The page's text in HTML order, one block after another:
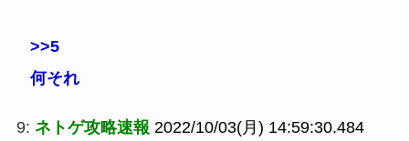
>>5
何それ
9: ネトゲ攻略速報 2022/10/03(月) 14:59:30.484